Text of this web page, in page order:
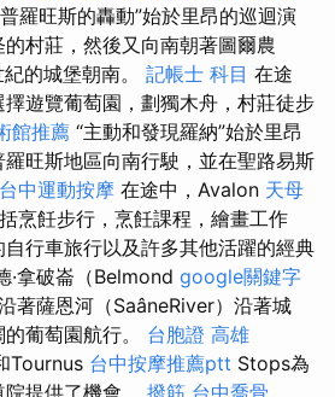
羅旺斯的轟動”始於里昂的巡迴演
村莊，然後又向南朝著圖爾農
的城堡朝南。 記帳士 科目 在途
遊覽葡萄園，劃獨木舟，村莊徒步
館推薦 “主動和發現羅納”始於里昂
旺斯地區向南行駛，並在聖路易斯
台中運動按摩 在途中，Avalon 天母
烹飪步行，烹飪課程，繪畫工作
行車旅行以及許多其他活躍的經典
·拿破崙（Belmond google關鍵字
著薩恩河（SaâneRiver）沿著城
葡萄園航行。 台胞證 高雄
Tournus 台中按摩推薦ptt Stops為
提供了機會。 撥筋 台中喬骨